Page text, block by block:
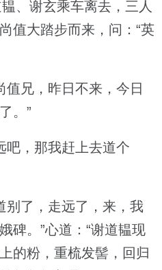
、谢玄乘车离去，三人
值大踏步而来，问：“英
兄，昨日不来，今日
。”
，那我赶上去道个
了，走远了，来，我
碑。”心道：“谢道韫现
的粉，重梳发髻，回归